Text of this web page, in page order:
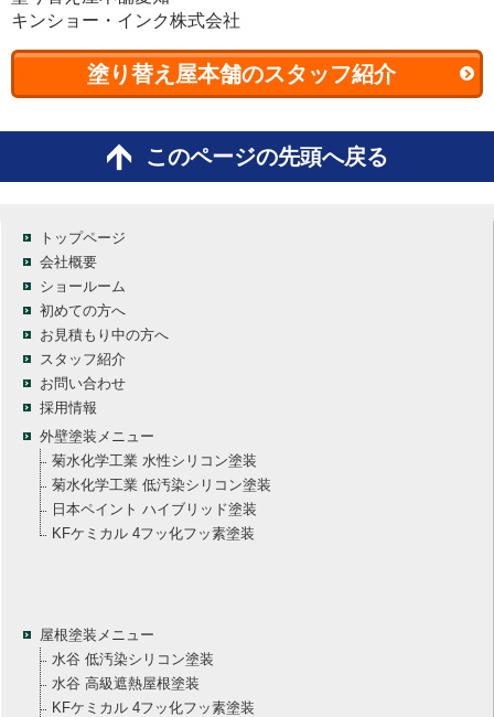
キンショー・インク株式会社
塗り替え屋本舗のスタッフ紹介
このページの先頭へ戻る
トップページ
会社概要
ショールーム
初めての方へ
お見積もり中の方へ
スタッフ紹介
お問い合わせ
採用情報
外壁塗装メニュー
菊水化学工業 水性シリコン塗装
菊水化学工業 低汚染シリコン塗装
日本ペイント ハイブリッド塗装
KFケミカル 4フッ化フッ素塗装
屋根塗装メニュー
水谷 低汚染シリコン塗装
水谷 高級遮熱屋根塗装
KFケミカル 4フッ化フッ素塗装